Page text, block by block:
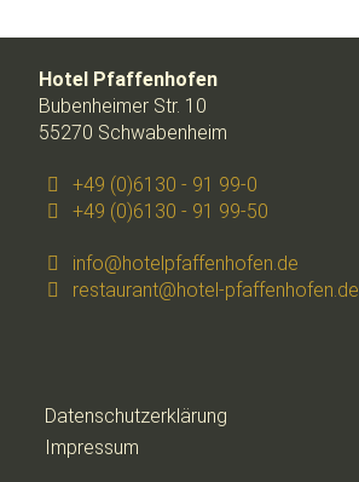
Hotel Pfaffenhofen
Bubenheimer Str. 10
55270 Schwabenheim
+49 (0)6130 - 91 99-0
+49 (0)6130 - 91 99-50
info@hotelpfaffenhofen.de
restaurant@hotel-pfaffenhofen.de
Datenschutzerklärung
Impressum